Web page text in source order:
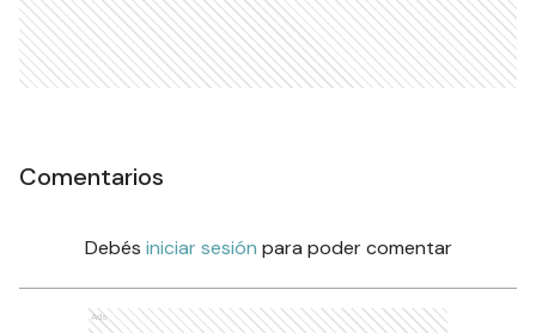
Comentarios
Debés iniciar sesión para poder comentar
Ads